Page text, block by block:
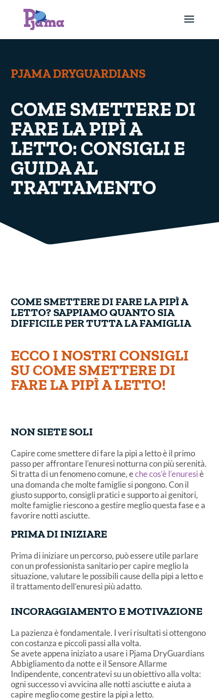
PJAMA DRYGUARDIANS
COME SMETTERE DI
FARE LA PIPÌ A
LETTO: CONSIGLI E
GUIDA AL
TRATTAMENTO
COME SMETTERE DI FARE LA PIPÌ A
LETTO? SAPPIAMO QUANTO SIA
DIFFICILE PER TUTTA LA FAMIGLIA
ECCO I NOSTRI CONSIGLI
SU COME SMETTERE DI
FARE LA PIPÌ A LETTO!
NON SIETE SOLI
Capire come smettere di fare la pipì a letto è il primo
passo per affrontare l’enuresi notturna con più serenità.
Si tratta di un fenomeno comune, eche cos’è l’enuresiè
una domanda che molte famiglie si pongono. Con il
giusto supporto, consigli pratici e supporto ai genitori,
molte famiglie riescono a gestire meglio questa fase e a
favorire notti asciutte.
PRIMA DI INIZIARE
Prima di iniziare un percorso, può essere utile parlare
con un professionista sanitario per capire meglio la
situazione, valutare le possibili cause della pipì a letto e
il trattamento dell’enuresi più adatto.
INCORAGGIAMENTO E MOTIVAZIONE
La pazienza è fondamentale. I veri risultati si ottengono
con costanza e piccoli passi alla volta.
Se avete appena iniziato a usare i Pjama DryGuardians
Abbigliamento da notte e il Sensore Allarme
Indipendente, concentratevi su un obiettivo alla volta:
ogni successo vi avvicina alle notti asciutte e aiuta a
capire meglio come gestire la pipì a letto.